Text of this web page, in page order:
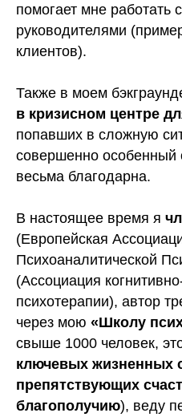
помогает мне работать
руководителями
клиентов).
Также в моем
в кризисном центре
попавших в сложную
совершенно особенный
весьма благодарна.
В настоящее время я
(Европейская
Психоаналитической
(Ассоциация
психотерапии), автор
через мою «Школу
свыше 1000 человек,
ключевых жизненных
препятствующих
благополучию), веду